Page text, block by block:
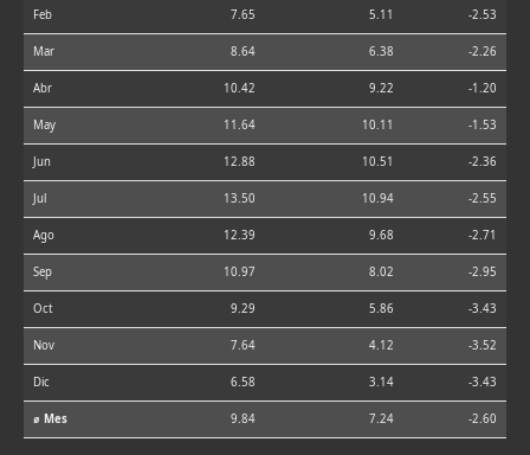
Feb 7.65 5.11 -2.53
Mar 8.64 6.38 -2.26
Abr 10.42 9.22 -1.20
May 11.64 10.11 -1.53
Jun 12.88 10.51 -2.36
Jul 13.50 10.94 -2.55
Ago 12.39 9.68 -2.71
Sep 10.97 8.02 -2.95
Oct 9.29 5.86 -3.43
Nov 7.64 4.12 -3.52
Dic 6.58 3.14 -3.43
⌀ Mes 9.84 7.24 -2.60